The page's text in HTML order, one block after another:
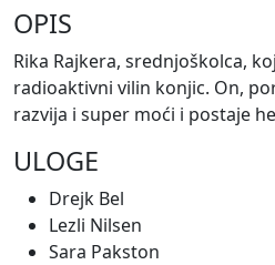
OPIS
Rika Rajkera, srednjoškolca,
radioaktivni vilin konjic. On,
razvija i super moći i postaje
ULOGE
Drejk Bel
Lezli Nilsen
Sara Pakston